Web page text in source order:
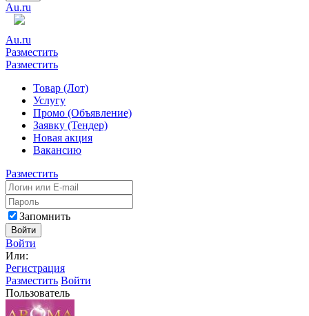
Au.ru
Au.ru
Разместить
Разместить
Товар (Лот)
Услугу
Промо (Объявление)
Заявку (Тендер)
Новая акция
Вакансию
Разместить
Запомнить
Войти
Войти
Или:
Регистрация
Разместить Войти
Пользователь